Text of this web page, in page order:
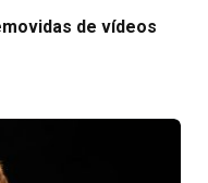
de vídeos